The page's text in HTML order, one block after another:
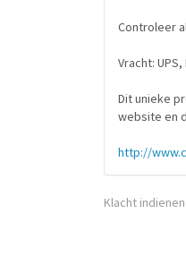
Controleer
Vracht: UPS,
Dit unieke
website en
http://
Klacht indienen